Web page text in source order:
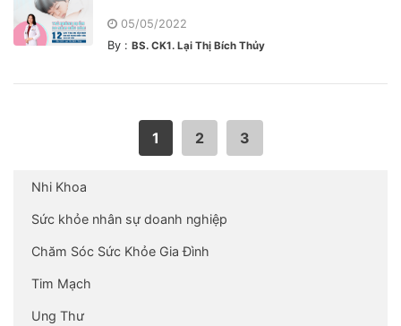
05/05/2022
By : BS. CK1. Lại Thị Bích Thủy
1 2 3
Nhi Khoa
Sức khỏe nhân sự doanh nghiệp
Chăm Sóc Sức Khỏe Gia Đình
Tim Mạch
Ung Thư